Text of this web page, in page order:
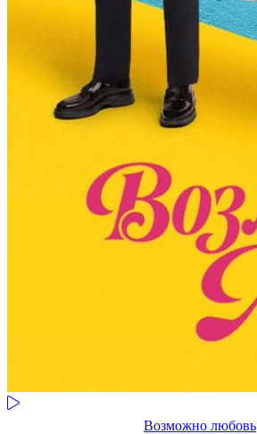
Возможно любовь